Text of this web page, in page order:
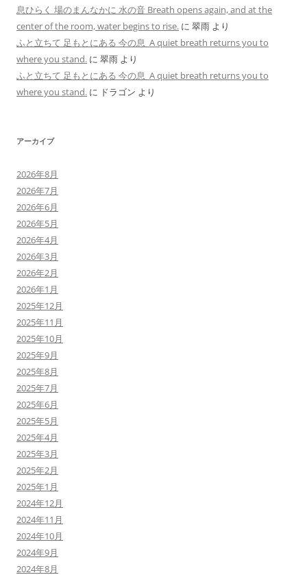
息ひらく 場のまんなかに 水の音 Breath opens again, and at the
center of the room, water begins to rise. に 翠雨 より
ふと立ちて 足もとにある 今の息 A quiet breath returns you to
where you stand. に 翠雨 より
ふと立ちて 足もとにある 今の息 A quiet breath returns you to
where you stand. に ドラゴン より
アーカイブ
2026年8月
2026年7月
2026年6月
2026年5月
2026年4月
2026年3月
2026年2月
2026年1月
2025年12月
2025年11月
2025年10月
2025年9月
2025年8月
2025年7月
2025年6月
2025年5月
2025年4月
2025年3月
2025年2月
2025年1月
2024年12月
2024年11月
2024年10月
2024年9月
2024年8月